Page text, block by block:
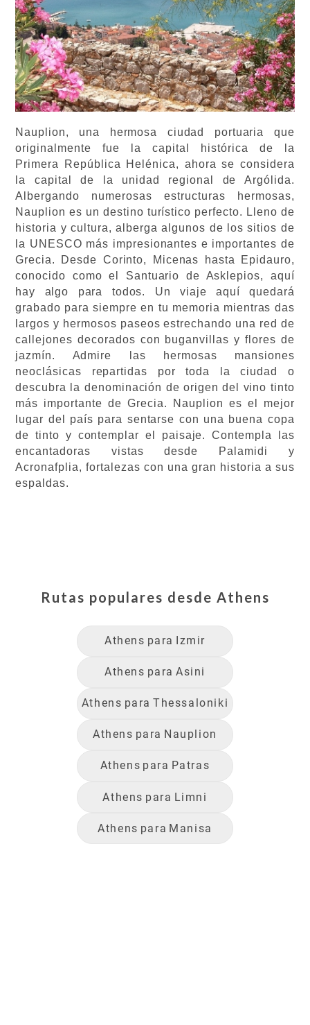
Nauplion, una hermosa ciudad portuaria que
originalmente fue la capital histórica de la
Primera República Helénica, ahora se considera
la capital de la unidad regional de Argólida.
Albergando numerosas estructuras hermosas,
Nauplion es un destino turístico perfecto. Lleno de
historia y cultura, alberga algunos de los sitios de
la UNESCO más impresionantes e importantes de
Grecia. Desde Corinto, Micenas hasta Epidauro,
conocido como el Santuario de Asklepios, aquí
hay algo para todos. Un viaje aquí quedará
grabado para siempre en tu memoria mientras das
largos y hermosos paseos estrechando una red de
callejones decorados con buganvillas y flores de
jazmín. Admire las hermosas mansiones
neoclásicas repartidas por toda la ciudad o
descubra la denominación de origen del vino tinto
más importante de Grecia. Nauplion es el mejor
lugar del país para sentarse con una buena copa
de tinto y contemplar el paisaje. Contempla las
encantadoras vistas desde Palamidi y
Acronafplia, fortalezas con una gran historia a sus
espaldas.
Rutas populares desde Athens
Athens para Izmir
Athens para Asini
Athens para Thessaloniki
Athens para Nauplion
Athens para Patras
Athens para Limni
Athens para Manisa